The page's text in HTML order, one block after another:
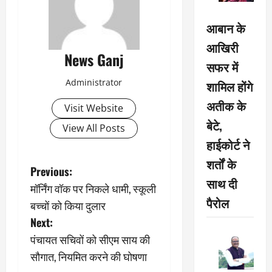
News Ganj
Administrator
Visit Website
View All Posts
P
o
s
t
Previous:
मॉर्निंग वॉक पर निकले धामी, स्कूली
बच्चों को किया दुलार
Next:
पंचायत सचिवों को सीएम साय की
सौगात, नियमित करने की घोषणा
आबान के
आखिरी
सफर में
शामिल होंगे
अतीक के
बेटे,
हाईकोर्ट ने
शर्तों के
साथ दी
पैरोल